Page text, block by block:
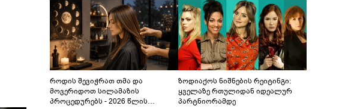
როდის შევიჭრათ თმა და
მოვერიდოთ სილამაზის
პროცედურებს - 2026 წლის
ზოდიაქოს ნიშნების რეიტინგი:
ყველაზე რთულიდან იდეალურ
პარტნიორამდე